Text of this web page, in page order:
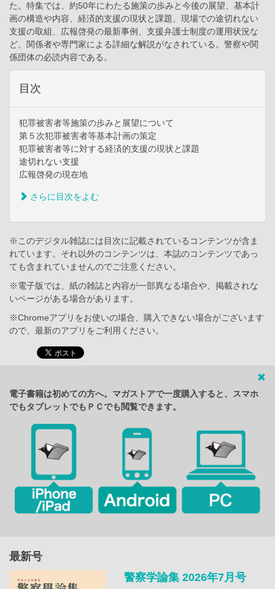
た。特集では、約50年にわたる施策の歩みと今後の展望、基本計
画の構造や内容、経済的支援の現状と課題、現場での途切れない
支援の取組、広報啓発の最新事例、支援弁護士制度の運用状況な
ど、関係者や専門家による詳細な解説がなされている。警察や関
係団体の必読内容である。
目次
犯罪被害者等施策の歩みと展望について
第５次犯罪被害者等基本計画の策定
犯罪被害者等に対する経済的支援の現状と課題
途切れない支援
広報啓発の現在地
さらに目次をよむ
※このデジタル雑誌には目次に記載されているコンテンツが含ま
れています。それ以外のコンテンツは、本誌のコンテンツであっ
ても含まれていませんのでご注意ください。
※電子版では、紙の雑誌と内容が一部異なる場合や、掲載されな
いページがある場合があります。
※Chromeアプリをお使いの場合、購入できない場合がございます
ので、最新のアプリをご利用ください。
電子書籍は初めての方へ。マガストアで一度購入すると、スマホ
でもタブレットでもＰＣでも閲覧できます。
最新号
警察学論集 2026年7月号